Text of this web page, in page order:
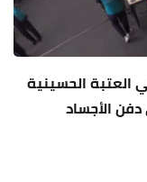
العتبة الحسينية
الأجساد